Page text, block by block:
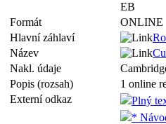
EB
Formát
ONLINE
Hlavní záhlaví
Název
Nakl. údaje
Popis (rozsah)
1 online
Externí odkaz
Plný
*